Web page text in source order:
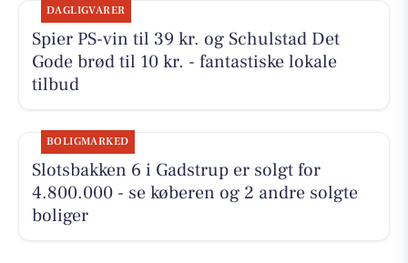
DAGLIGVARER
Spier PS-vin til 39 kr. og Schulstad Det
Gode brød til 10 kr. - fantastiske lokale
tilbud
BOLIGMARKED
Slotsbakken 6 i Gadstrup er solgt for
4.800.000 - se køberen og 2 andre solgte
boliger